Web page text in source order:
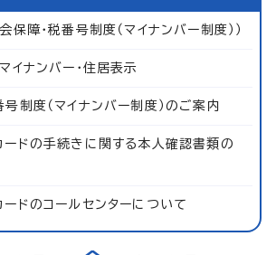
保障・税番号制度（マイナンバー制度））
イナンバー・住居表示
号制度（マイナンバー制度）のご案内
ードの手続きに関する本人確認書類の
ードのコールセンターについて